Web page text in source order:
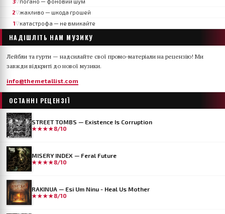
2▽жахливо — шкода грошей
1▽катастрофа — не вмикайте
НАДІШЛІТЬ НАМ МУЗИКУ
Лейбли та гурти — надсилайте свої промо-матеріали на рецензію! Ми
завжди відкриті до нової музики.
info@themetallist.com
ОСТАННІ РЕЦЕНЗІЇ
STREET TOMBS — Existence Is Corruption
★★★★8/10
MISERY INDEX — Feral Future
★★★★8/10
RAKINUA — Esi Um Ninu - Heal Us Mother
★★★★8/10